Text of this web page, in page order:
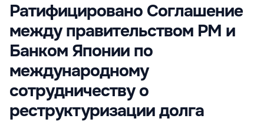
Ратифицировано Соглашение
между правительством РМ и
Банком Японии по
международному
сотрудничеству о
реструктуризации долга